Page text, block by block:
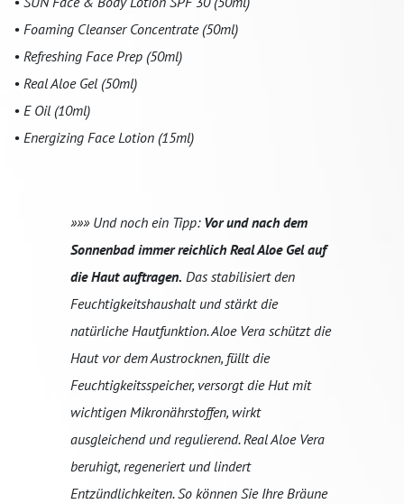
• Foaming Cleanser Concentrate (50ml)
• Refreshing Face Prep (50ml)
• Real Aloe Gel (50ml)
• E Oil (10ml)
• Energizing Face Lotion (15ml)
»»» Und noch ein Tipp: Vor und nach dem
Sonnenbad immer reichlich Real Aloe Gel auf
die Haut auftragen. Das stabilisiert den
Feuchtigkeitshaushalt und stärkt die
natürliche Hautfunktion. Aloe Vera schützt die
Haut vor dem Austrocknen, füllt die
Feuchtigkeitsspeicher, versorgt die Hut mit
wichtigen Mikronährstoffen, wirkt
ausgleichend und regulierend. Real Aloe Vera
beruhigt, regeneriert und lindert
Entzündlichkeiten. So können Sie Ihre Bräune